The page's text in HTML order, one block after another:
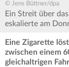
© Jens Büttner/dpa
Ein Streit über
eskalierte am
Eine Zigarette
zwischen einem
gleichaltrigen